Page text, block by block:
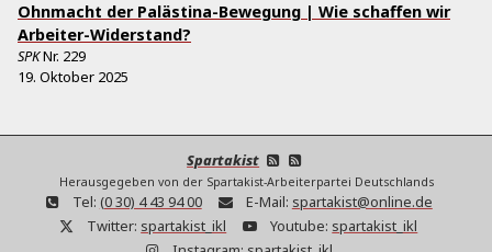
Ohnmacht der Palästina-Bewegung | Wie schaffen wir
Arbeiter-Widerstand?
SPKNr. 229
19. Oktober 2025
Spartakist
Herausgegeben von der Spartakist-Arbeiterpartei Deutschlands
Tel: (0 30) 4 43 94 00 E-Mail: spartakist@online.de
Twitter: spartakist_ikl Youtube: spartakist_ikl